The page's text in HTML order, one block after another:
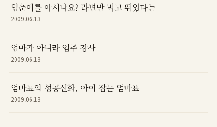
임춘애를 아시나요? 라면만 먹고 뛰었다는
2009.06.13
엄마가 아니라 입주 강사
2009.06.13
엄마표의 성공신화, 아이 잡는 엄마표
2009.06.13